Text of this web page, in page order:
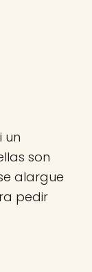
un
son
alargue
pedir